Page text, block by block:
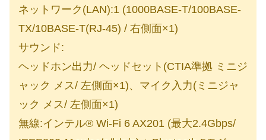
ネットワーク(LAN):1 (1000BASE-T/100BASE-
TX/10BASE-T(RJ-45) / 右側面×1)
サウンド:
ヘッドホン出力/ ヘッドセット(CTIA準拠 ミニジ
ャック メス/ 左側面×1)、マイク入力(ミニジャ
ック メス/ 左側面×1)
無線:インテル® Wi-Fi 6 AX201 (最大2.4Gbps/